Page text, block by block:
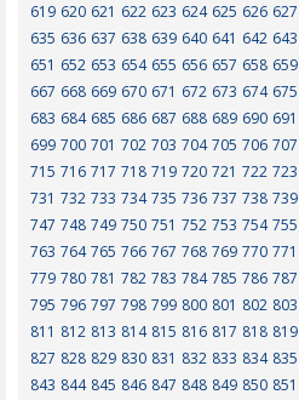
619 620 621 622 623 624 625 626 627
635 636 637 638 639 640 641 642 643
651 652 653 654 655 656 657 658 659
667 668 669 670 671 672 673 674 675
683 684 685 686 687 688 689 690 691
699 700 701 702 703 704 705 706 707
715 716 717 718 719 720 721 722 723
731 732 733 734 735 736 737 738 739
747 748 749 750 751 752 753 754 755
763 764 765 766 767 768 769 770 771
779 780 781 782 783 784 785 786 787
795 796 797 798 799 800 801 802 803
811 812 813 814 815 816 817 818 819
827 828 829 830 831 832 833 834 835
843 844 845 846 847 848 849 850 851